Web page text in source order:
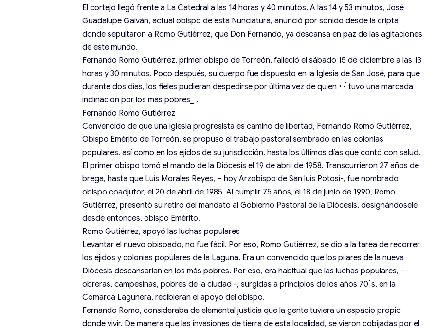
El cortejo llegó frente a La Catedral a las 14 horas y 40 minutos. A las 14 y 53 minutos, José
Guadalupe Galván, actual obispo de esta Nunciatura, anunció por sonido desde la cripta
donde sepultaron a Romo Gutiérrez, que Don Fernando, ya descansa en paz de las agitaciones
de este mundo.
Fernando Romo Gutiérrez, primer obispo de Torreón, falleció el sábado 15 de diciembre a las 13
horas y 30 minutos. Poco después, su cuerpo fue dispuesto en la Iglesia de San José, para que
durante dos días, los fieles pudieran despedirse por última vez de quien  tuvo una marcada
inclinación por los más pobres_ .
Fernando Romo Gutiérrez
Convencido de que una iglesia progresista es camino de libertad, Fernando Romo Gutiérrez,
Obispo Emérito de Torreón, se propuso el trabajo pastoral sembrado en las colonias
populares, así como en los ejidos de su jurisdicción, hasta los últimos días que contó con salud.
El primer obispo tomó el mando de la Diócesis el 19 de abril de 1958. Transcurrieron 27 años de
brega, hasta que Luís Morales Reyes, – hoy Arzobispo de San luís Potosí-, fue nombrado
obispo coadjutor, el 20 de abril de 1985. Al cumplir 75 años, el 18 de junio de 1990, Romo
Gutiérrez, presentó su retiro del mandato al Gobierno Pastoral de la Diócesis, designándosele
desde entonces, obispo Emérito.
Romo Gutiérrez, apoyó las luchas populares
Levantar el nuevo obispado, no fue fácil. Por eso, Romo Gutiérrez, se dio a la tarea de recorrer
los ejidos y colonias populares de la Laguna. Era un convencido que los pilares de la nueva
Diócesis descansarían en los más pobres. Por eso, era habitual que las luchas populares, –
obreras, campesinas, pobres de la ciudad -, surgidas a principios de los años 70`s, en la
Comarca Lagunera, recibieran el apoyo del obispo.
Fernando Romo, consideraba de elemental justicia que la gente tuviera un espacio propio
donde vivir. De manera que las invasiones de tierra de esta localidad, se vieron cobijadas por el